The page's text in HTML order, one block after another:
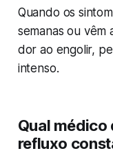
Quando os
semanas ou vêm
dor ao engolir,
intenso.
Qual
refluxo